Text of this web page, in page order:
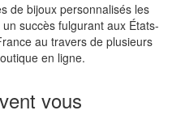
de bijoux personnalisés les
succès fulgurant aux États-
au travers de plusieurs
en ligne.
vous